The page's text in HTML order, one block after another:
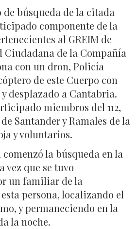
búsqueda de la citada
componente de la
al GREIM de
Ciudadana de la Compañía
con un dron, Policía
de este Cuerpo con
desplazado a Cantabria.
miembros del 112,
Santander y Ramales de la
y voluntarios.
la búsqueda en la
vez que se tuvo
un familiar de la
persona, localizando el
y permaneciendo en la
la noche.